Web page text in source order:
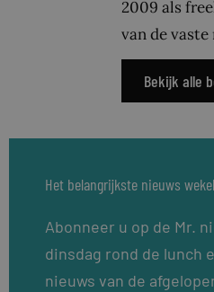
2009 als
van de
Bekijk alle
Het belangrijkste nieuws
Abonneer u op de Mr.
dinsdag rond de lunch
nieuws van de